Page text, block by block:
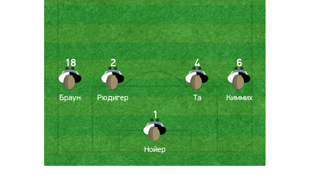
1
Нойер
2
Рюдигер
4
Та
18
Браун
6
Киммих